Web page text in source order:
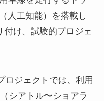
人工知能）を搭載し
付け、試験的プロジェ
ロジェクトでは、利用
シアトル〜ショアラ